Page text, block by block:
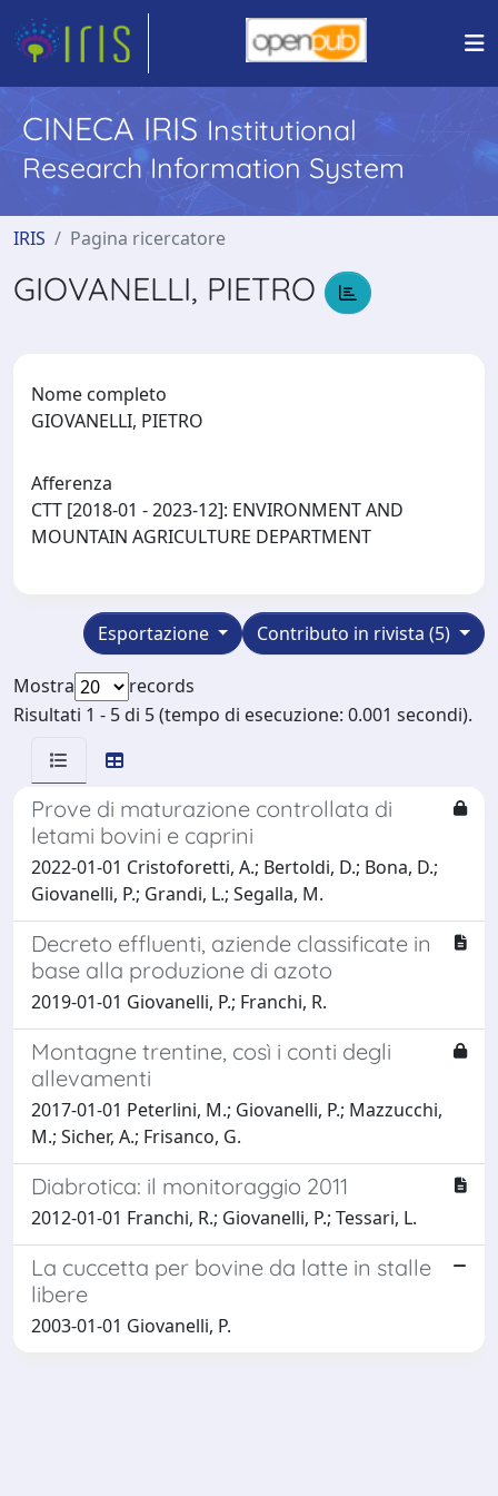
CINECA IRIS Institutional
Research Information System
IRIS Pagina ricercatore
GIOVANELLI, PIETRO
Nome completo
GIOVANELLI, PIETRO
Afferenza
CTT [2018-01 - 2023-12]: ENVIRONMENT AND
MOUNTAIN AGRICULTURE DEPARTMENT
Contributo in rivista (5)
Esportazione
Mostra
records
Risultati 1 - 5 di 5 (tempo di esecuzione: 0.001 secondi).
Prove di maturazione controllata di
letami bovini e caprini
2022-01-01 Cristoforetti, A.; Bertoldi, D.; Bona, D.;
Giovanelli, P.; Grandi, L.; Segalla, M.
Decreto effluenti, aziende classificate in
base alla produzione di azoto
2019-01-01 Giovanelli, P.; Franchi, R.
Montagne trentine, così i conti degli
allevamenti
2017-01-01 Peterlini, M.; Giovanelli, P.; Mazzucchi,
M.; Sicher, A.; Frisanco, G.
Diabrotica: il monitoraggio 2011
2012-01-01 Franchi, R.; Giovanelli, P.; Tessari, L.
La cuccetta per bovine da latte in stalle
libere
2003-01-01 Giovanelli, P.